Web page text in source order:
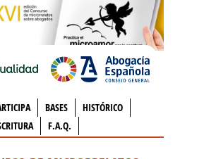
BASES
HISTÓRICO
F.A.Q.